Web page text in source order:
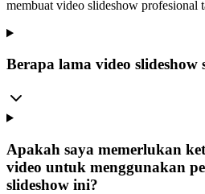
membuat video slideshow profesional
Berapa lama video slideshow
Apakah saya memerlukan
video untuk menggunakan
slideshow ini?